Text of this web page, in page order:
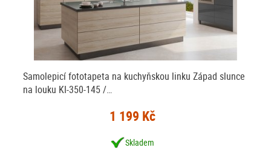
Samolepicí fototapeta na kuchyňskou linku Západ slunce
na louku KI-350-145 /…
1 199 Kč
Skladem